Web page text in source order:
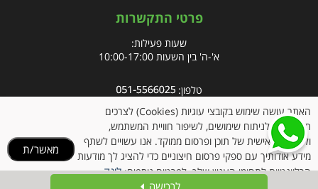
פרטי התקשרות
שעות פעילות:
א'-ה' בין השעות 10:00-17:00
טלפון:
אימייל:info@clubpharm.co.il
כתובת : קניון M הדרך, צומת ינאי, מושב בית חירות 40291
לרכישה
האתר עושה שימוש בקובצי עוגיות (Cookies) לצרכים
תפעוליים, לניתוח שימושים, לשיפור חוויית המשתמש,
ולהתאמה אישית של תוכן ופרסום ממוקד. אנו עשויים לשתף
מידע אודותיך עם ספקי פרסום חיצוניים כדי להציג לך מודעות
הרלוונטיות לתחומי העניין שלך. לפרטים נוספים:לינק
מאשר/ת